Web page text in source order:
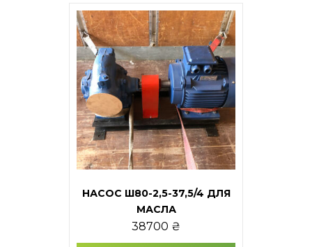
НАСОС Ш80-2,5-37,5/4 ДЛЯ
МАСЛА
38700 ₴